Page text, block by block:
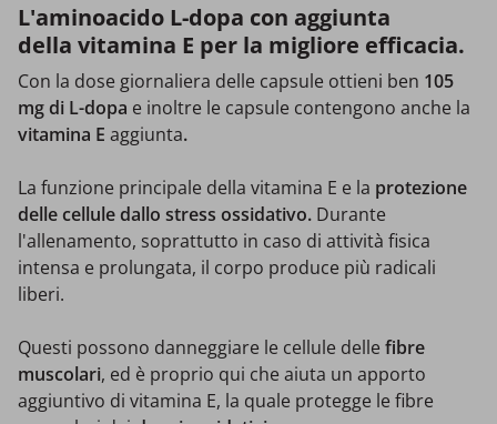
L'aminoacido L-dopa con aggiunta
della vitamina E per la migliore efficacia.
Con la dose giornaliera delle capsule ottieni ben 105
mg di L-dopa e inoltre le capsule contengono anche la
vitamina E aggiunta.
La funzione principale della vitamina E e la protezione
delle cellule dallo stress ossidativo. Durante
l'allenamento, soprattutto in caso di attività fisica
intensa e prolungata, il corpo produce più radicali
liberi.
Questi possono danneggiare le cellule delle fibre
muscolari, ed è proprio qui che aiuta un apporto
aggiuntivo di vitamina E, la quale protegge le fibre